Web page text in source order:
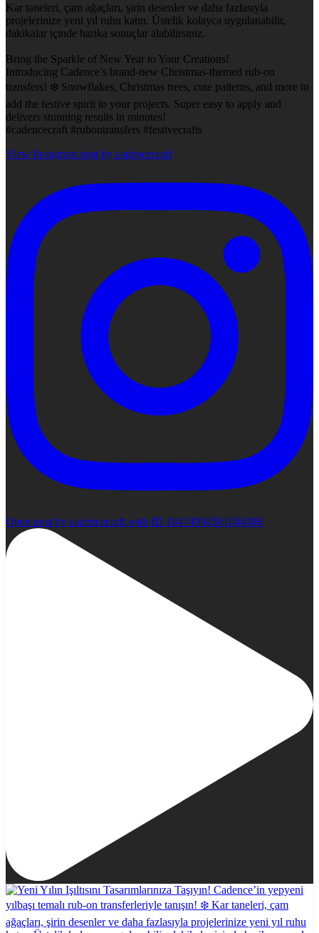
Kar taneleri, çam ağaçları, şirin desenler ve daha fazlasıyla
projelerinize yeni yıl ruhu katın. Üstelik kolayca uygulanabilir,
dakikalar içinde harika sonuçlar alabilirsiniz.
Bring the Sparkle of New Year to Your Creations!
Introducing Cadence’s brand-new Christmas-themed rub-on
transfers! ❄️ Snowflakes, Christmas trees, cute patterns, and more to
add the festive spirit to your projects. Super easy to apply and
delivers stunning results in minutes!
#cadencecraft #rubontransfers #festivecrafts
View Instagram post by cadencecraft
Open post by cadencecraft with ID 18474994501044388